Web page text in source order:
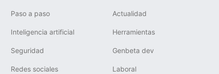
Paso a paso Actualidad
Inteligencia artificial Herramientas
Seguridad Genbeta dev
Redes sociales Laboral